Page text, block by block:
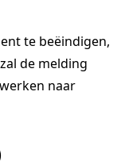
te beëindigen,
de melding
naar